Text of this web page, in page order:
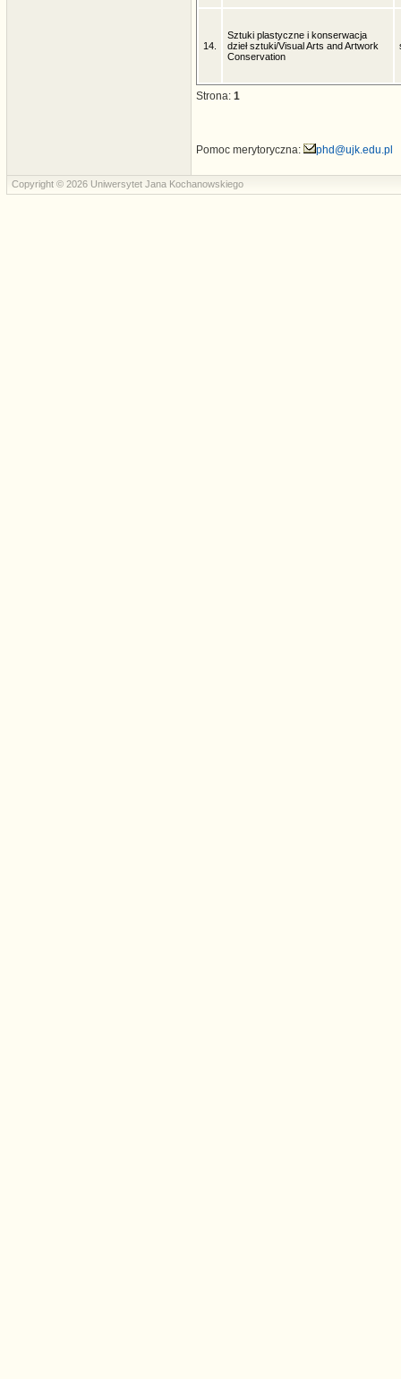
14.
Sztuki plastyczne i konserwacja
dzieł sztuki/Visual Arts and Artwork
Conservation
Strona: 1
Pomoc merytoryczna: phd@ujk.edu.pl
Copyright © 2026 Uniwersytet Jana Kochanowskiego